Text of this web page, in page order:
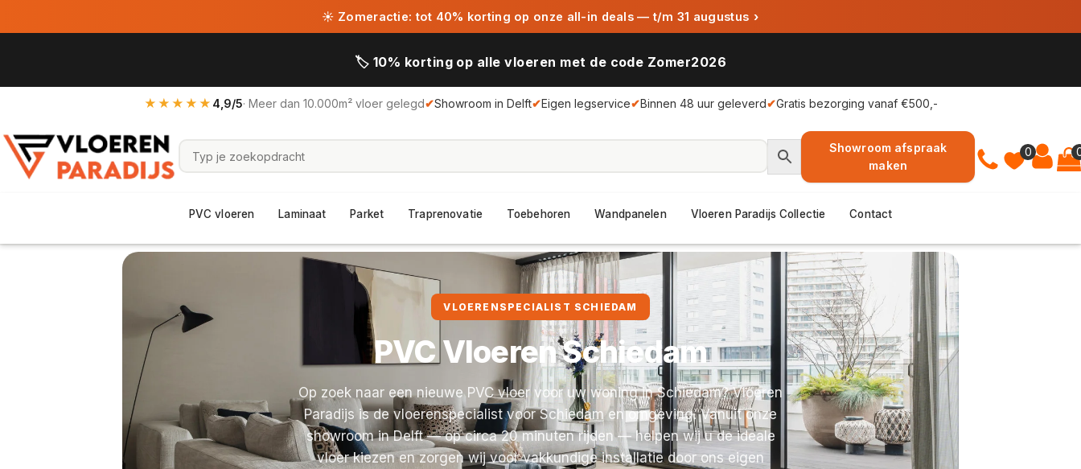
☀ Zomeractie: tot 40% korting op onze all-in deals — t/m 31 augustus ›
🏷️ 10% korting op alle vloeren met de code Zomer2026
★★★★★ 4,9/5· Meer dan 10.000m² vloer gelegd✔Showroom in Delft✔Eigen legservice✔Binnen 48 uur geleverd✔Gratis bezorging vanaf €500,-
0
Showroom afspraak
maken
PVC vloeren Laminaat Parket Traprenovatie Toebehoren Wandpanelen Vloeren Paradijs Collectie Contact
VLOERENSPECIALIST SCHIEDAM
PVC Vloeren Schiedam
Op zoek naar een nieuwe PVC vloer voor uw woning in Schiedam? Vloeren
Paradijs is de vloerenspecialist voor Schiedam en omgeving. Vanuit onze
showroom in Delft — op circa 20 minuten rijden — helpen wij u de ideale
vloer kiezen en zorgen wij voor vakkundige installatie door ons eigen